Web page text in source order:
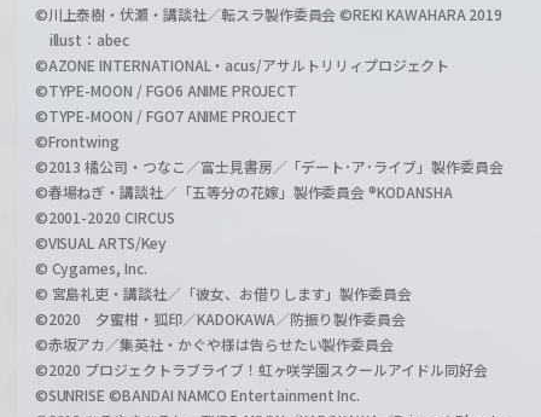
©川上泰樹・伏瀬・講談社／転スラ製作委員会 ©REKI KAWAHARA 2019
illust：abec
©AZONE INTERNATIONAL・acus/アサルトリリィプロジェクト
©TYPE-MOON / FGO6 ANIME PROJECT
©TYPE-MOON / FGO7 ANIME PROJECT
©Frontwing
©2013 橘公司・つなこ／富士見書房／「デート･ア･ライブ」製作委員会
©春場ねぎ・講談社／「五等分の花嫁」製作委員会 ®KODANSHA
©2001-2020 CIRCUS
©VISUAL ARTS/Key
© Cygames, Inc.
© 宮島礼吏・講談社／「彼女、お借りします」製作委員会
©2020 夕蜜柑・狐印／KADOKAWA／防振り製作委員会
©赤坂アカ／集英社・かぐや様は告らせたい製作委員会
©2020 プロジェクトラブライブ！虹ヶ咲学園スクールアイドル同好会
©SUNRISE ©BANDAI NAMCO Entertainment Inc.